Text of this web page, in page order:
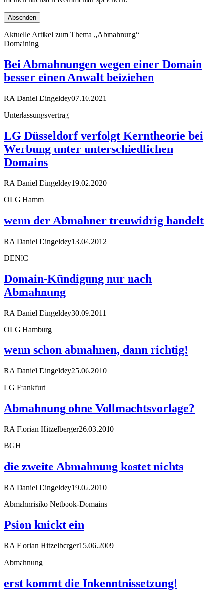
Aktuelle Artikel zum Thema „Abmahnung“
Domaining
Bei Abmahnungen wegen einer Domain
besser einen Anwalt beiziehen
RA Daniel Dingeldey07.10.2021
Unterlassungsvertrag
LG Düsseldorf verfolgt Kerntheorie bei
Werbung unter unterschiedlichen
Domains
RA Daniel Dingeldey19.02.2020
OLG Hamm
wenn der Abmahner treuwidrig handelt
RA Daniel Dingeldey13.04.2012
DENIC
Domain-Kündigung nur nach
Abmahnung
RA Daniel Dingeldey30.09.2011
OLG Hamburg
wenn schon abmahnen, dann richtig!
RA Daniel Dingeldey25.06.2010
LG Frankfurt
Abmahnung ohne Vollmachtsvorlage?
RA Florian Hitzelberger26.03.2010
BGH
die zweite Abmahnung kostet nichts
RA Daniel Dingeldey19.02.2010
Abmahnrisiko Netbook-Domains
Psion knickt ein
RA Florian Hitzelberger15.06.2009
Abmahnung
erst kommt die Inkenntnissetzung!